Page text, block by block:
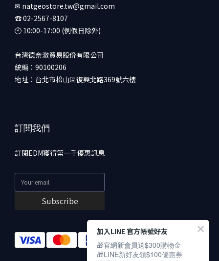
✉ natgeostore.tw@gmail.com
☎︎ 02-2567-8107
🕙︎ 10:00-17:00 (例假日除外)
台灣德奈澈貿易股份有限公司
統編：90100206
地址：台北市松山區復興北路369號六樓
訂閱我們
訂閱EDM獲得第一手優惠訊息
Subscribe
加入LINE 官方帳號好友
🎁官網新會員送$300購物金
🎁LINE新好友領$100優惠券